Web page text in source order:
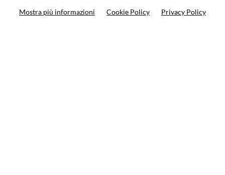
Mostra più informazioni Cookie Policy Privacy Policy